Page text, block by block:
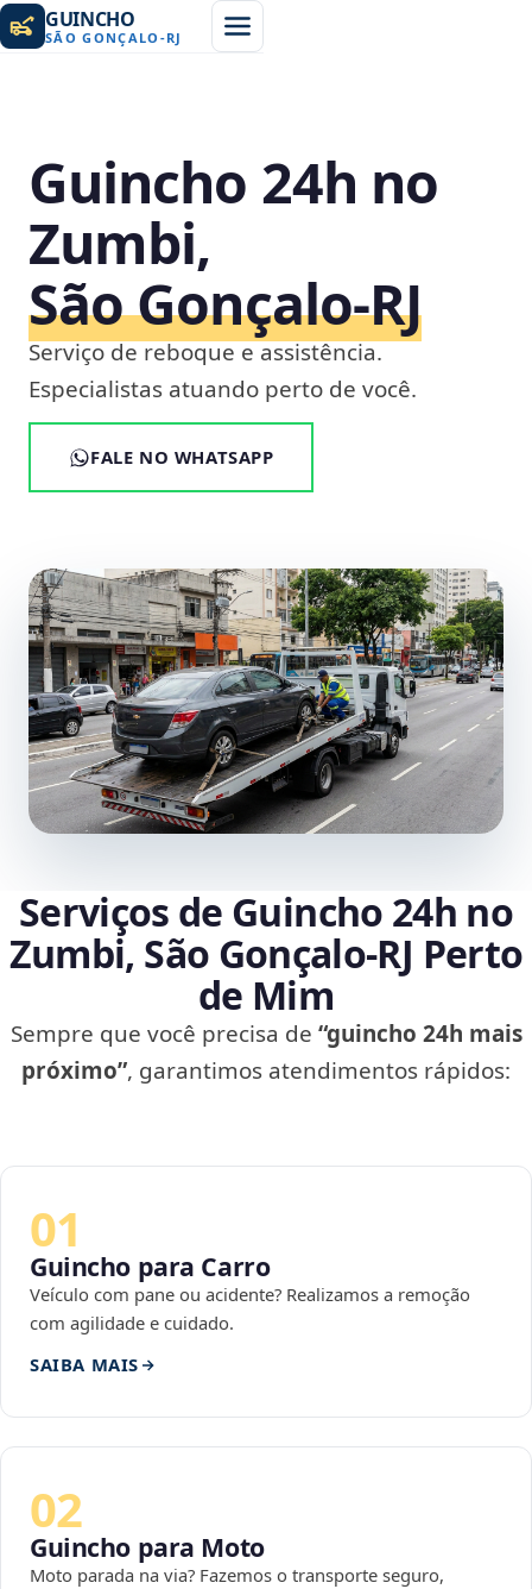
GUINCHO
SÃO GONÇALO -RJ
Guincho 24h no
Zumbi,
São Gonçalo‑RJ
Serviço de reboque e assistência.
Especialistas atuando perto de você.
FALE NO WHATSAPP
Serviços de Guincho 24h no
Zumbi, São Gonçalo‑RJ Perto
de Mim
Sempre que você precisa de “guincho 24h mais
próximo”, garantimos atendimentos rápidos:
01
Guincho para Carro
Veículo com pane ou acidente? Realizamos a remoção
com agilidade e cuidado.
SAIBA MAIS
02
Guincho para Moto
Moto parada na via? Fazemos o transporte seguro,